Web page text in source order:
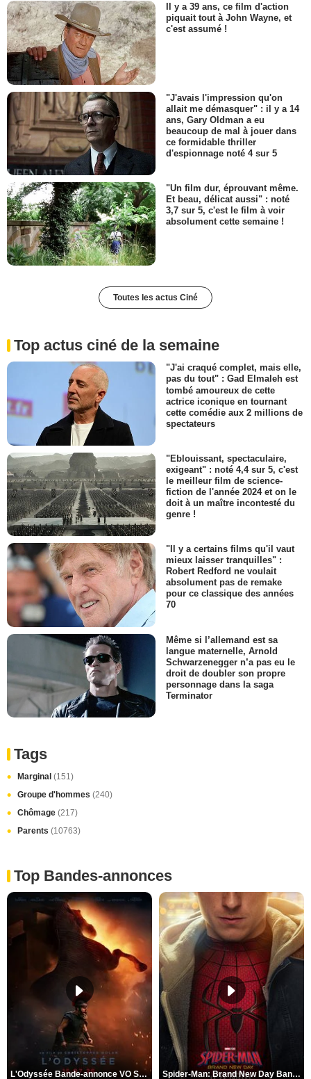
Il y a 39 ans, ce film d'action
piquait tout à John Wayne, et
c'est assumé !
"J'avais l'impression qu'on
allait me démasquer" : il y a 14
ans, Gary Oldman a eu
beaucoup de mal à jouer dans
ce formidable thriller
d'espionnage noté 4 sur 5
"Un film dur, éprouvant même.
Et beau, délicat aussi" : noté
3,7 sur 5, c'est le film à voir
absolument cette semaine !
Toutes les actus Ciné
Top actus ciné de la semaine
"J'ai craqué complet, mais elle,
pas du tout" : Gad Elmaleh est
tombé amoureux de cette
actrice iconique en tournant
cette comédie aux 2 millions de
spectateurs
"Eblouissant, spectaculaire,
exigeant" : noté 4,4 sur 5, c'est
le meilleur film de science-
fiction de l'année 2024 et on le
doit à un maître incontesté du
genre !
"Il y a certains films qu'il vaut
mieux laisser tranquilles" :
Robert Redford ne voulait
absolument pas de remake
pour ce classique des années
70
Même si l’allemand est sa
langue maternelle, Arnold
Schwarzenegger n’a pas eu le
droit de doubler son propre
personnage dans la saga
Terminator
Tags
Marginal (151)
Groupe d'hommes (240)
Chômage (217)
Parents (10763)
Top Bandes-annonces
L'Odyssée Bande-annonce VO STFR Spider-Man: Brand New Day Bande-annonce VO STFR